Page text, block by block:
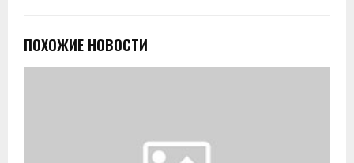
ПОХОЖИЕ НОВОСТИ